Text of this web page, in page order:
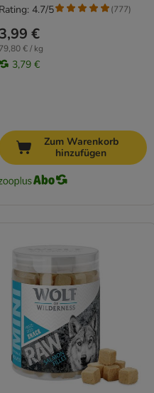
3,99 €
79,80 € / kg
3,79 €
Rating: 4.7/5 (777)
Zum Warenkorb
hinzufügen